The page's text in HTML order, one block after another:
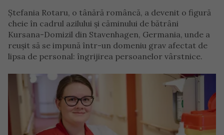
Ștefania Rotaru, o tânără româncă, a devenit o figură
cheie în cadrul azilului și căminului de bătrâni
Kursana-Domizil din Stavenhagen, Germania, unde a
reușit să se impună într-un domeniu grav afectat de
lipsa de personal: îngrijirea persoanelor vârstnice.